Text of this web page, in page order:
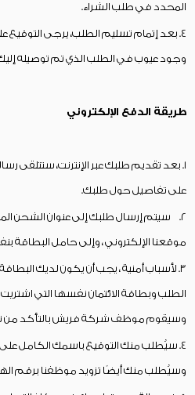
المحدد في طلب الشراء.
4. بعد إتمام تسليم الطلب، يرجى التوقيع
وجود عيوب في الطلب الذي تم توصيله
طريقة الدفع الإلكتروني
1. بعد تقديم طلبك عبر الإنترنت، ستتلقى
على تفاصيل حول طلبك.
2. سيتم إرسال طلبك إلى عنوان الشحن
موقعنا الإلكتروني ، وإلى حامل البطاقة
3. لأسباب أمنية ، يجب أن يكون لديك
الطلب وبطاقة الائتمان نفسها التي
وسيقوم موظف شركة فريش بالتأكد من
4. سيُطلب منك التوقيع باسمك الكامل
وسيُطلب منك أيضًا تزويد موظفنا برقم